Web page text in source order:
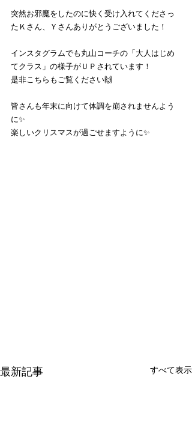
突然お邪魔をしたのに快く受け入れてくださっ
たＫさん、Ｙさんありがとうございました！
インスタグラムでも丸山コーチの「大人はじめ
てクラス」の様子がＵＰされています！
是非こちらもご覧ください🙌
皆さんも年末に向けて体調を崩されませんよう
に✨
楽しいクリスマスが過ごせますように✨
最新記事 すべて表示